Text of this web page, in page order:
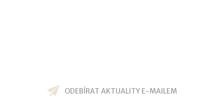
ODEBÍRAT AKTUALITY E-MAILEM